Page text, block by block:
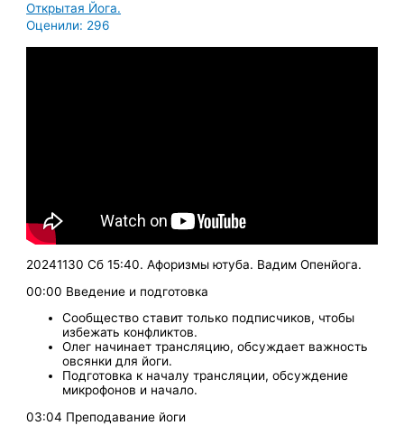
Открытая Йога.
Оценили: 296
20241130 Сб 15:40. Афоризмы ютуба. Вадим Опенйога.
00:00 Введение и подготовка
Сообщество ставит только подписчиков, чтобы
избежать конфликтов.
Олег начинает трансляцию, обсуждает важность
овсянки для йоги.
Подготовка к началу трансляции, обсуждение
микрофонов и начало.
03:04 Преподавание йоги